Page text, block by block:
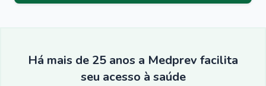
Há mais de 25 anos a Medprev facilita
seu acesso à saúde